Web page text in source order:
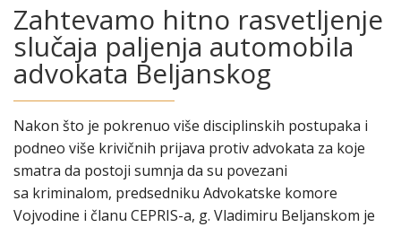
Zahtevamo hitno rasvetljenje
slučaja paljenja automobila
advokata Beljanskog
Nakon što je pokrenuo više disciplinskih postupaka i
podneo više krivičnih prijava protiv advokata za koje
smatra da postoji sumnja da su povezani
sa kriminalom, predsedniku Advokatske komore
Vojvodine i članu CEPRIS-a, g. Vladimiru Beljanskom je